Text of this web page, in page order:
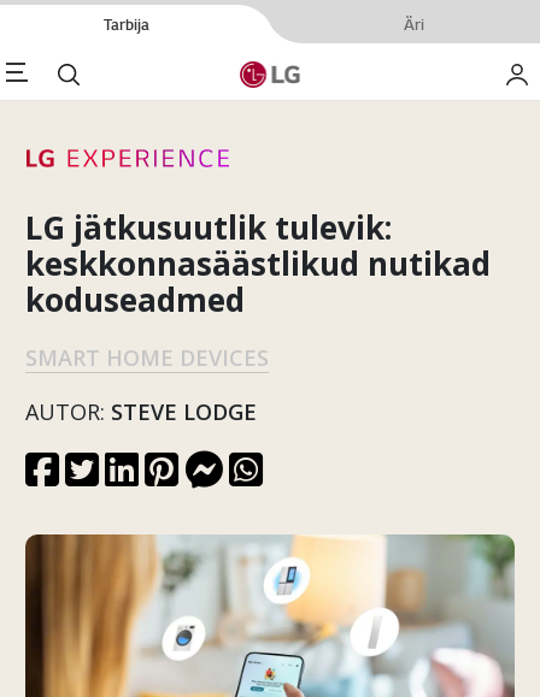
Tarbija Äri
Otsi
LG jätkusuutlik tulevik:
keskkonnasäästlikud nutikad
koduseadmed
SMART HOME DEVICES
AUTOR: STEVE LODGE